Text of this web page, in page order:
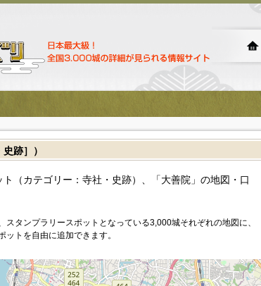
跡］）
（カテゴリー：寺社・史跡）、「大善院」の地図・口
スタンプラリースポットとなっている3,000城それぞれの地図に、
トを自由に追加できます。